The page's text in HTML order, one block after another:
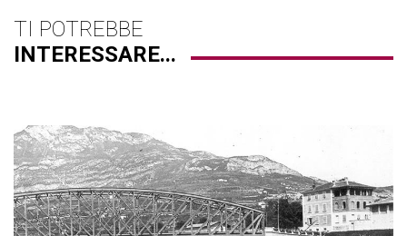
TI POTREBBE
INTERESSARE...